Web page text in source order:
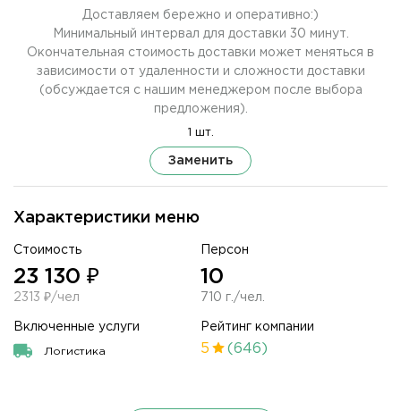
Характеристики меню
Стоимость
23 130 ₽
2313 ₽/чел
Персон
10
710 г./чел.
Включенные услуги
Логистика
Рейтинг компании
5 (646)
Доставляем бережно и оперативно:)
Минимальный интервал для доставки 30 минут.
Окончательная стоимость доставки может меняться в
зависимости от удаленности и сложности доставки
(обсуждается с нашим менеджером после выбора
предложения).
1 шт.
Заменить